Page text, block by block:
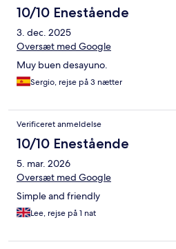
10/10 Enestående
3. dec. 2025
Oversæt med Google
Muy buen desayuno.
Sergio, rejse på 3 nætter
Verificeret anmeldelse
10/10 Enestående
5. mar. 2026
Oversæt med Google
Simple and friendly
Lee, rejse på 1 nat